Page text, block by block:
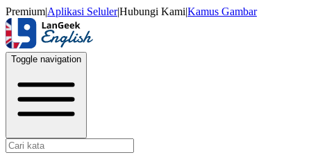
Premium|Aplikasi Seluler|Hubungi Kami|Kamus Gambar
Toggle navigation